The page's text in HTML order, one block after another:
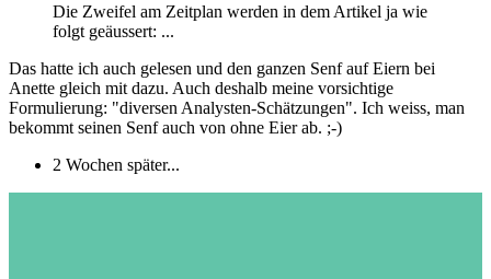
Die Zweifel am Zeitplan werden in dem Artikel ja wie
folgt geäussert: ...
Das hatte ich auch gelesen und den ganzen Senf auf Eiern bei
Anette gleich mit dazu. Auch deshalb meine vorsichtige
Formulierung: "diversen Analysten-Schätzungen". Ich weiss, man
bekommt seinen Senf auch von ohne Eier ab. ;-)
2 Wochen später...